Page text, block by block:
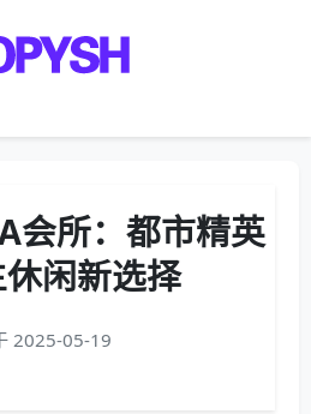
会所：都市精英
闲新选择
2025-05-19